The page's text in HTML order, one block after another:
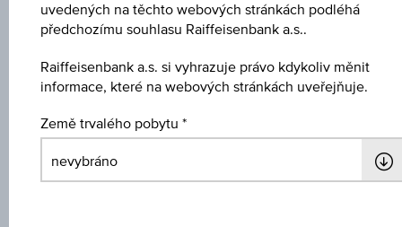
ISIN / WKN
AT0000A2J4E7 / RC0Y69
Podkladové aktivum
Výše ochrany kapitálu
-
uvedených na těchto webových stránkách podléhá
předchozímu souhlasu Raiffeisenbank a.s..
Raiffeisenbank a.s. si vyhrazuje právo kdykoliv měnit
informace, které na webových stránkách uveřejňuje.
Země trvalého pobytu